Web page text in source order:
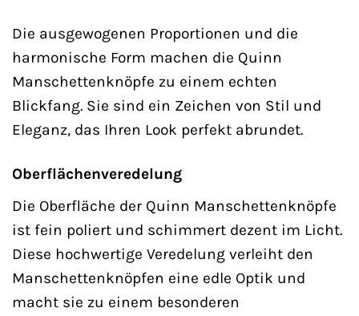
Die ausgewogenen Proportionen und die
harmonische Form machen die Quinn
Manschettenknöpfe zu einem echten
Blickfang. Sie sind ein Zeichen von Stil und
Eleganz, das Ihren Look perfekt abrundet.
Oberflächenveredelung
Die Oberfläche der Quinn Manschettenknöpfe
ist fein poliert und schimmert dezent im Licht.
Diese hochwertige Veredelung verleiht den
Manschettenknöpfen eine edle Optik und
macht sie zu einem besonderen